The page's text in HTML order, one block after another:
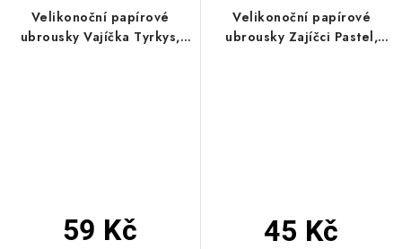
Velikonoční papírové
ubrousky Vajíčka Tyrkys,
59 Kč
Velikonoční papírové
ubrousky Zajíčci Pastel,
45 Kč